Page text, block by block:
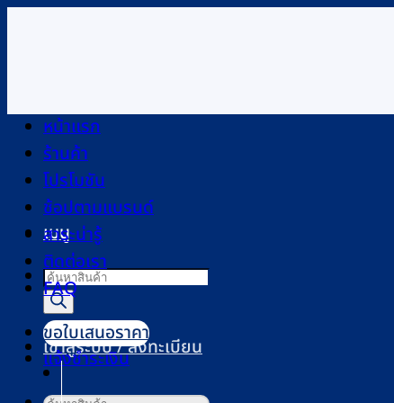
เมนู
Products
search
เข้าสู่ระบบ / ลงทะเบียน
หน้าแรก
ร้านค้า
โปรโมชัน
ช้อปตามแบรนด์
สาระน่ารู้
ติดต่อเรา
FAQ
ขอใบเสนอราคา
แจ้งชำระเงิน